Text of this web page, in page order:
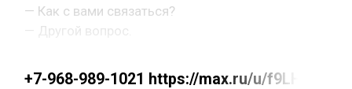
— Как с вами связаться?
— Другой вопрос.
+7-968-989-1021 https://max.ru/u/